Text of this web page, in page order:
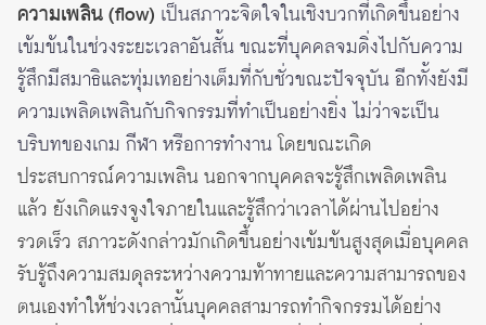
ความเพลิน (flow) เป็นสภาวะจิตใจในเชิงบวกที่เกิดขึ้นอย่าง
เข้มข้นในช่วงระยะเวลาอันสั้น ขณะที่บุคคลจมดิ่งไปกับความ
รู้สึกมีสมาธิและทุ่มเทอย่างเต็มที่กับชั่วขณะปัจจุบัน อีกทั้งยังมี
ความเพลิดเพลินกับกิจกรรมที่ทำเป็นอย่างยิ่ง ไม่ว่าจะเป็น
บริบทของเกม กีฬา หรือการทำงานโดยขณะเกิด
ประสบการณ์ความเพลิน นอกจากบุคคลจะรู้สึกเพลิดเพลิน
แล้ว ยังเกิดแรงจูงใจภายในและรู้สึกว่าเวลาได้ผ่านไปอย่าง
รวดเร็ว สภาวะดังกล่าวมักเกิดขึ้นอย่างเข้มข้นสูงสุดเมื่อบุคคล
รับรู้ถึงความสมดุลระหว่างความท้าทายและความสามารถของ
ตนเองทำให้ช่วงเวลานั้นบุคคลสามารถทำกิจกรรมได้อย่าง